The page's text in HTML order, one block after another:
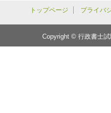
トップページ プライバ
Copyright © 行政書士